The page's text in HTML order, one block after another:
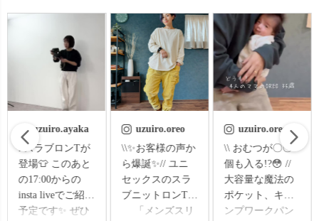
uzuiro.oreo
\\✨お客様の声か
ら爆誕✨// ユニ
セックスのスラ
ブニットロンT
「メンズスリ
uzuiro.oreo
\\ おむつが〇〇
個も入る!?😳 //
大容量な魔法の
ポケット、キャ
ンプワークパン
uzu.jp
1月のレビュー大
賞ノミネート作
品を、もりっと
ご紹介♪ 【ご
紹介アイテム】